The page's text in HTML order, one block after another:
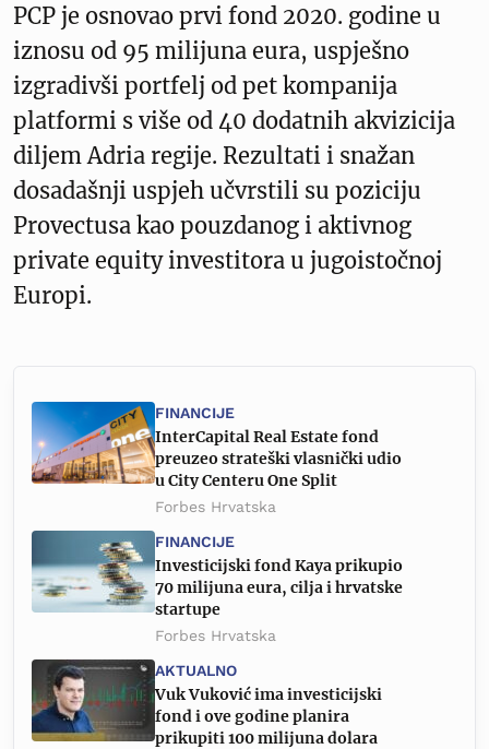
PCP je osnovao prvi fond 2020. godine u
iznosu od 95 milijuna eura, uspješno
izgradivši portfelj od pet kompanija
platformi s više od 40 dodatnih akvizicija
diljem Adria regije. Rezultati i snažan
dosadašnji uspjeh učvrstili su poziciju
Provectusa kao pouzdanog i aktivnog
private equity investitora u jugoistočnoj
Europi.
FINANCIJE
InterCapital Real Estate fond
preuzeo strateški vlasnički udio
u City Centeru One Split
Forbes Hrvatska
FINANCIJE
Investicijski fond Kaya prikupio
70 milijuna eura, cilja i hrvatske
startupe
Forbes Hrvatska
AKTUALNO
Vuk Vuković ima investicijski
fond i ove godine planira
prikupiti 100 milijuna dolara